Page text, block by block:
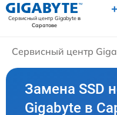
Сервисный центр Gigabyteв
Саратове
Сервисный центр
Замена SSD
Gigabyte в